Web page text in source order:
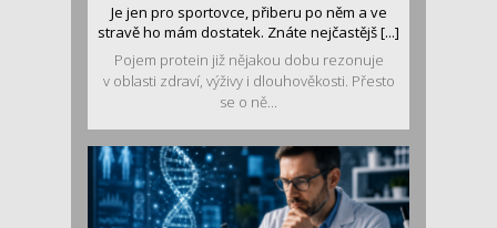
Je jen pro sportovce, přiberu po něm a ve
stravě ho mám dostatek. Znáte nejčastějš [...]
Pojem protein již nějakou dobu rezonuje
v oblasti zdraví, výživy i dlouhověkosti. Přesto
se o ně...